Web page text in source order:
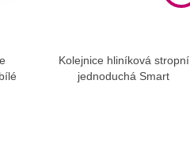
View more
Kolejnice hliníková stropní
jednoduchá Smart